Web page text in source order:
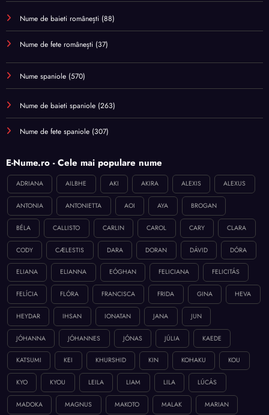
Nume de baieti românești (88)
Nume de fete românești (37)
Nume spaniole (570)
Nume de baieti spaniole (263)
Nume de fete spaniole (307)
E-Nume.ro - Cele mai populare nume
ADRIANA AILBHE AKI AKIRA ALEXIS ALEXUS
ANTONIA ANTONIETTA AOI AYA BROGAN
BÉLA CALLISTO CARLIN CAROL CARY CLARA
CODY CÆLESTIS DARA DORAN DÁVID DÓRA
ELIANA ELIANNA EÓGHAN FELICIANA FELICITÁS
FELÍCIA FLÓRA FRANCISCA FRIDA GINA HEVA
HEYDAR IHSAN IONATAN JANA JUN
JÓHANNA JÓHANNES JÓNAS JÚLIA KAEDE
KATSUMI KEI KHURSHID KIN KOHAKU KOU
KYO KYOU LEILA LIAM LILA LÚCÁS
MADOKA MAGNUS MAKOTO MALAK MARIAN